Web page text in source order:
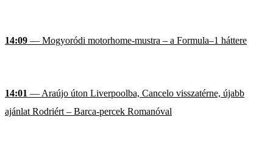
14:09 — Mogyoródi motorhome-mustra – a Formula–1 háttere
14:01 — Araújo úton Liverpoolba, Cancelo visszatérne, újabb
ajánlat Rodriért – Barca-percek Romanóval